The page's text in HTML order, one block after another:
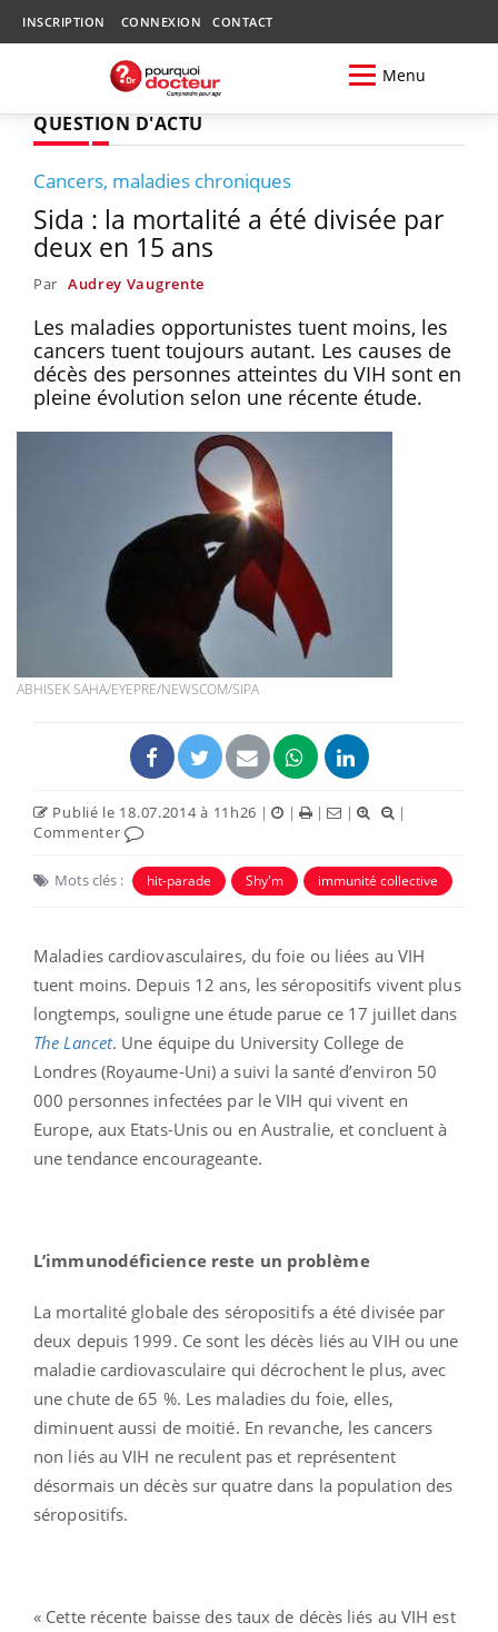
INSCRIPTION CONNEXION CONTACT
Menu
QUESTION D'ACTU
Cancers, maladies chroniques
Sida : la mortalité a été divisée par
deux en 15 ans
Par Audrey Vaugrente
Les maladies opportunistes tuent moins, les
cancers tuent toujours autant. Les causes de
décès des personnes atteintes du VIH sont en
pleine évolution selon une récente étude.
ABHISEK SAHA/EYEPRE/NEWSCOM/SIPA
Publié le 18.07.2014 à 11h26 | | | |
|
Commenter
Mots clés : hit-parade Shy'm immunité collective
Maladies cardiovasculaires, du foie ou liées au VIH
tuent moins. Depuis 12 ans, les séropositifs vivent plus
longtemps, souligne une étude parue ce 17 juillet dans
The Lancet. Une équipe du University College de
Londres (Royaume-Uni) a suivi la santé d’environ 50
000 personnes infectées par le VIH qui vivent en
Europe, aux Etats-Unis ou en Australie, et concluent à
une tendance encourageante.
L’immunodéficience reste un problème
La mortalité globale des séropositifs a été divisée par
deux depuis 1999. Ce sont les décès liés au VIH ou une
maladie cardiovasculaire qui décrochent le plus, avec
une chute de 65 %. Les maladies du foie, elles,
diminuent aussi de moitié. En revanche, les cancers
non liés au VIH ne reculent pas et représentent
désormais un décès sur quatre dans la population des
séropositifs.
« Cette récente baisse des taux de décès liés au VIH est